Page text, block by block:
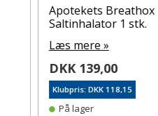
Apotekets Breathox
Saltinhalator 1 stk.
Læs mere »
DKK 139,00
Klubpris: DKK 118,15
På lager